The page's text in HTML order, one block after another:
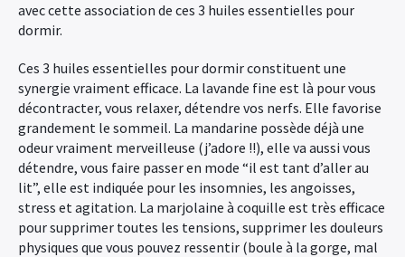
avec cette association de ces 3 huiles essentielles pour
dormir.
Ces 3 huiles essentielles pour dormir constituent une
synergie vraiment efficace. La lavande fine est là pour vous
décontracter, vous relaxer, détendre vos nerfs. Elle favorise
grandement le sommeil. La mandarine possède déjà une
odeur vraiment merveilleuse (j’adore !!), elle va aussi vous
détendre, vous faire passer en mode “il est tant d’aller au
lit”, elle est indiquée pour les insomnies, les angoisses,
stress et agitation. La marjolaine à coquille est très efficace
pour supprimer toutes les tensions, supprimer les douleurs
physiques que vous pouvez ressentir (boule à la gorge, mal